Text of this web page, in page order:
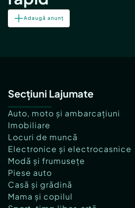
Adaugă anunț
Secțiuni Lajumate
Auto, moto și ambarcațiuni
Imobiliare
Locuri de muncă
Electronice și electrocasnice
Modă și frumusețe
Piese auto
Casă și grădină
Mama și copilul